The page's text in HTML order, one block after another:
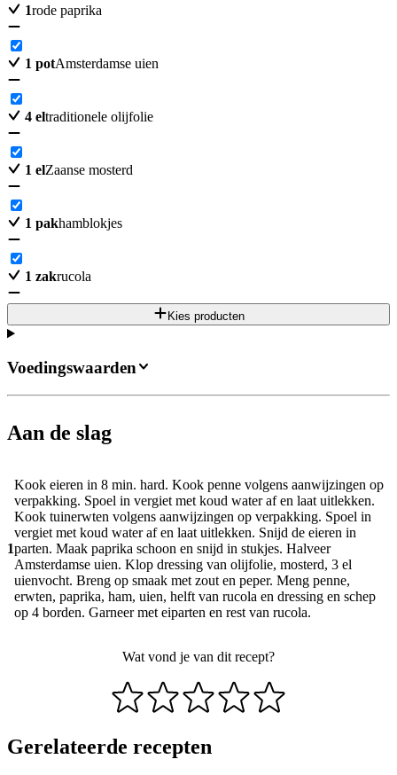
1rode paprika
1 potAmsterdamse uien
4 eltraditionele olijfolie
1 elZaanse mosterd
1 pakhamblokjes
1 zakrucola
Kies producten
Aan de slag
1
Kook eieren in 8 min. hard. Kook penne volgens aanwijzingen op
verpakking. Spoel in vergiet met koud water af en laat uitlekken.
Kook tuinerwten volgens aanwijzingen op verpakking. Spoel in
vergiet met koud water af en laat uitlekken. Snijd de eieren in
parten. Maak paprika schoon en snijd in stukjes. Halveer
Amsterdamse uien. Klop dressing van olijfolie, mosterd, 3 el
uienvocht. Breng op smaak met zout en peper. Meng penne,
erwten, paprika, ham, uien, helft van rucola en dressing en schep
op 4 borden. Garneer met eiparten en rest van rucola.
Wat vond je van dit recept?
Voedingswaarden
Gerelateerde recepten